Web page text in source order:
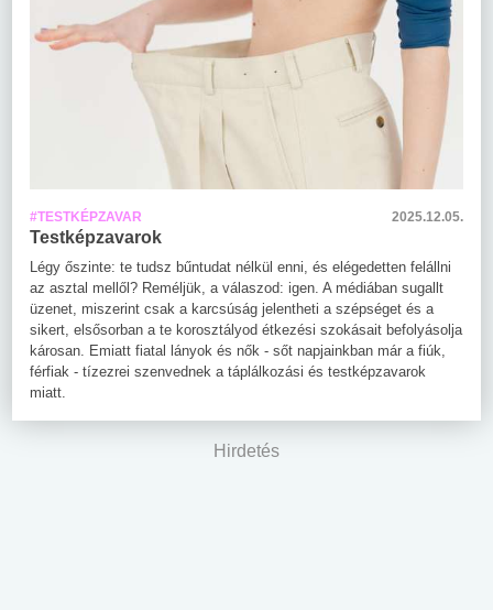
#TESTKÉPZAVAR 2025.12.05.
Testképzavarok
Légy őszinte: te tudsz bűntudat nélkül enni, és elégedetten felállni
az asztal mellől? Reméljük, a válaszod: igen. A médiában sugallt
üzenet, miszerint csak a karcsúság jelentheti a szépséget és a
sikert, elsősorban a te korosztályod étkezési szokásait befolyásolja
károsan. Emiatt fiatal lányok és nők - sőt napjainkban már a fiúk,
férfiak - tízezrei szenvednek a táplálkozási és testképzavarok
miatt.
Hirdetés